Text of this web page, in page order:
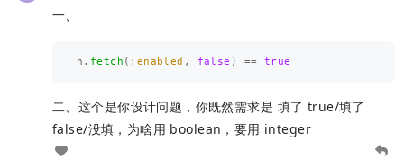
一、
h . fetch ( :enabled , false ) == true
二、这个是你设计问题，你既然需求是 填了 true/填了
false/没填，为啥用 boolean，要用 integer